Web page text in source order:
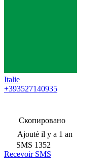
Italie
+393527140935
Скопировано
Ajouté il y a 1 an
SMS 1352
Recevoir SMS